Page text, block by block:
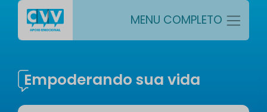
MENU COMPLETO
Empoderando sua vida